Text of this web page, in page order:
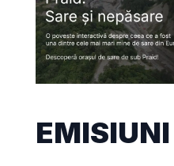
EMISIUNI